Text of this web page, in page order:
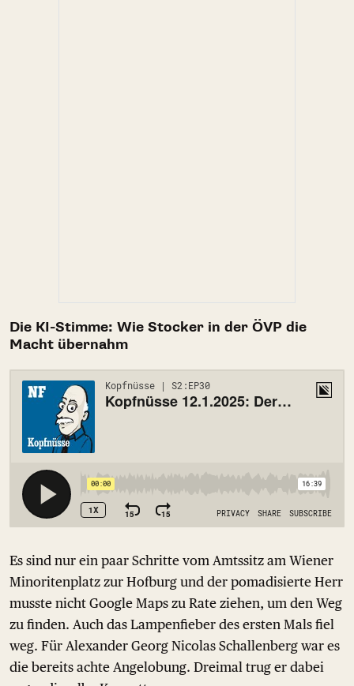
Die KI-Stimme: Wie Stocker in der ÖVP die
Macht übernahm
Es sind nur ein paar Schritte vom Amtssitz am Wiener
Minoritenplatz zur Hofburg und der pomadisierte Herr
musste nicht Google Maps zu Rate ziehen, um den Weg
zu finden. Auch das Lampenfieber des ersten Mals fiel
weg. Für Alexander Georg Nicolas Schallenberg war es
die bereits achte Angelobung. Dreimal trug er dabei